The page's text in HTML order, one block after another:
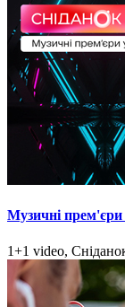
Музичні прем'єри
1+1 video,